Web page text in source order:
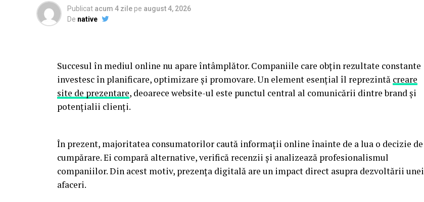
Publicat acum 4 zile pe august 4, 2026
De native
Succesul în mediul online nu apare întâmplător. Companiile care obțin rezultate constante
investesc în planificare, optimizare și promovare. Un element esențial îl reprezintă creare
site de prezentare, deoarece website-ul este punctul central al comunicării dintre brand și
potențialii clienți.
În prezent, majoritatea consumatorilor caută informații online înainte de a lua o decizie de
cumpărare. Ei compară alternative, verifică recenzii și analizează profesionalismul
companiilor. Din acest motiv, prezența digitală are un impact direct asupra dezvoltării unei
afaceri.